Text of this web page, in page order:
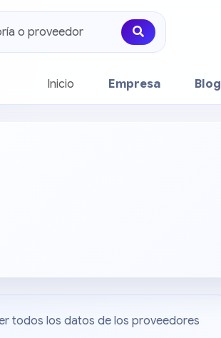
Inicio (current)Empresa Blog
todos los datos de los proveedores